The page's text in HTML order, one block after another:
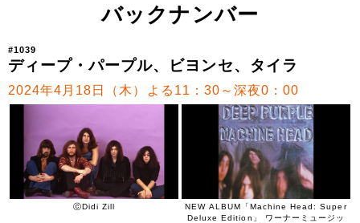
バックナンバー
#1039
ディープ・パープル、ビヨンセ、タイラ
2024年4月18日（木）よる11：30～深夜0：00
ⓒDidi Zill
NEW ALBUM「Machine Head: Super
Deluxe Edition」 ワーナーミュージッ